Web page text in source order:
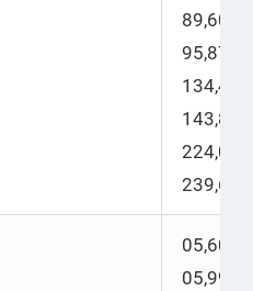
89,60 |
95,87
134,40 |
143,81
224,00 |
239,68
05,60 |
05,99